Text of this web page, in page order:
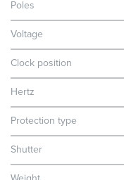
Poles
Voltage
Clock position
Hertz
Protection type
Shutter